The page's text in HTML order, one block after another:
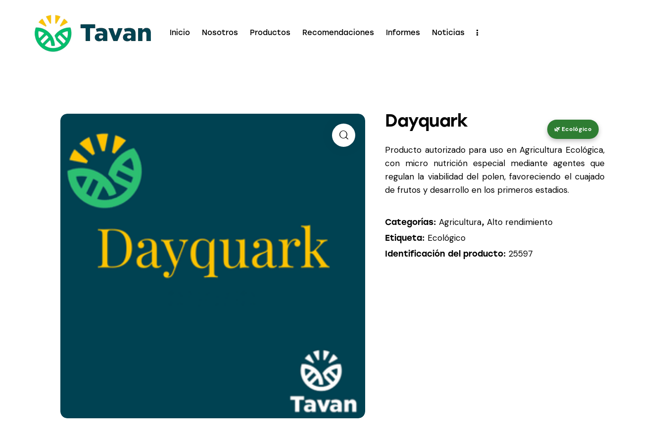
Inicio Nosotros Productos Recomendaciones Informes Noticias
Dayquark
Producto autorizado para uso en Agricultura Ecológica,
con micro nutrición especial mediante agentes que
regulan la viabilidad del polen, favoreciendo el cuajado
de frutos y desarrollo en los primeros estadios.
Categorías: Agricultura, Alto rendimiento
Etiqueta: Ecológico
Identificación del producto: 25597